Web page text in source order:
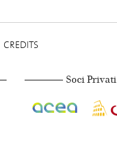
CREDITS
Soci Privati